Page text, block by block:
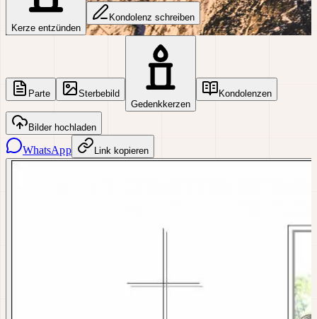
Kerze entzünden
Kondolenz schreiben
Parte
Sterbebild
Gedenkkerzen
Kondolenzen
Bilder hochladen
WhatsApp Link kopieren